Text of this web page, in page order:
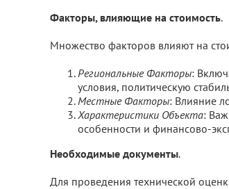
Факторы, влияющие на стоимость.
Множество факторов влияют на
Региональные Факторы:
условия, политическую
Местные Факторы: Влияние
Характеристики Объекта:
особенности и финансово-
Необходимые документы.
Для проведения технической